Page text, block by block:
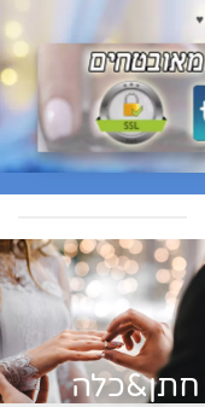
חתן&כלה